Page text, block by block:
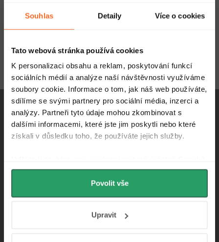
Souhlas Detaily Více o cookies
Tato webová stránka používá cookies
K personalizaci obsahu a reklam, poskytování funkcí
sociálních médií a analýze naší návštěvnosti využíváme
soubory cookie. Informace o tom, jak náš web používáte,
sdílíme se svými partnery pro sociální média, inzerci a
analýzy. Partneři tyto údaje mohou zkombinovat s
dalšími informacemi, které jste jim poskytli nebo které
získali v důsledku toho, že používáte jejich služby.
můžeme používat cookies pro analytiku a
personalizovanou reklamu. Jak Google zpracovává
osobní údaje najdete na stránkách
Povolit vše
Upravit
s
u
a
a nechte se inspirovat
Vložením e-mailu souhlasíte s podmínkami ochrany osobních údajů
info@cerano.cz